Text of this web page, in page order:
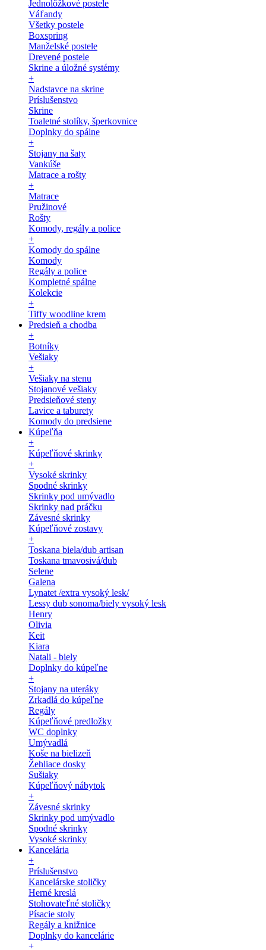
Jednolôžkové postele
Váľandy
Všetky postele
Boxspring
Manželské postele
Drevené postele
Skrine a úložné systémy
+
Nadstavce na skrine
Príslušenstvo
Skrine
Toaletné stolíky, šperkovnice
Doplnky do spálne
+
Stojany na šaty
Vankúše
Matrace a rošty
+
Matrace
Pružinové
Rošty
Komody, regály a police
+
Komody do spálne
Komody
Regály a police
Kompletné spálne
Kolekcie
+
Tiffy woodline krem
Predsieň a chodba
+
Botníky
Vešiaky
+
Vešiaky na stenu
Stojanové vešiaky
Predsieňové steny
Lavice a taburety
Komody do predsiene
Kúpeľňa
+
Kúpeľňové skrinky
+
Vysoké skrinky
Spodné skrinky
Skrinky pod umývadlo
Skrinky nad práčku
Závesné skrinky
Kúpeľňové zostavy
+
Toskana biela/dub artisan
Toskana tmavosivá/dub
Selene
Galena
Lynatet /extra vysoký lesk/
Lessy dub sonoma/biely vysoký lesk
Henry
Olivia
Keit
Kiara
Natali - biely
Doplnky do kúpeľne
+
Stojany na uteráky
Zrkadlá do kúpeľne
Regály
Kúpeľňové predložky
WC doplnky
Umývadlá
Koše na bielizeň
Žehliace dosky
Sušiaky
Kúpeľňový nábytok
+
Závesné skrinky
Skrinky pod umývadlo
Spodné skrinky
Vysoké skrinky
Kancelária
+
Príslušenstvo
Kancelárske stoličky
Herné kreslá
Stohovateľné stoličky
Písacie stoly
Regály a knižnice
Doplnky do kancelárie
+